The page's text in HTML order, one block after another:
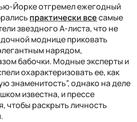
Йорке отгремел ежегодный
практически всесамые
звездного А-листа, что не
моднице приковать
нарядом,
бабочки. Модные эксперты и
охарактеризовать ее, как
знаменитость”, однако на деле
известна, и прессе
чтобы раскрыть личность